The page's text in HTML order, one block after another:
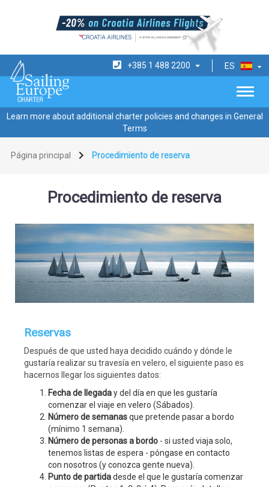
ES
+385 1 488 2200
Learn more about additional charter policies and changes in General
Terms
Página principal Procedimiento de reserva
Procedimiento de reserva
Reservas
Después de que usted haya decidido cuándo y dónde le
gustaría realizar su travesía en velero, el siguiente paso es
hacernos llegar los siguientes datos:
Fecha de llegaday del día en que les gustaría
comenzar el viaje en velero (Sábados).
Número de semanasque pretende pasar a bordo
(mínimo 1 semana).
Número de personas a bordo - si usted viaja solo,
tenemos listas de espera - póngase en contacto
con nosotros (y conozca gente nueva).
Punto de partidadesde el que le gustaría comenzar